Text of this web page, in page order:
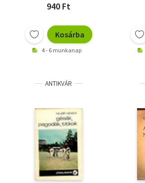
940 Ft
Kosárba
4 - 6 munkanap
ANTIKVÁR